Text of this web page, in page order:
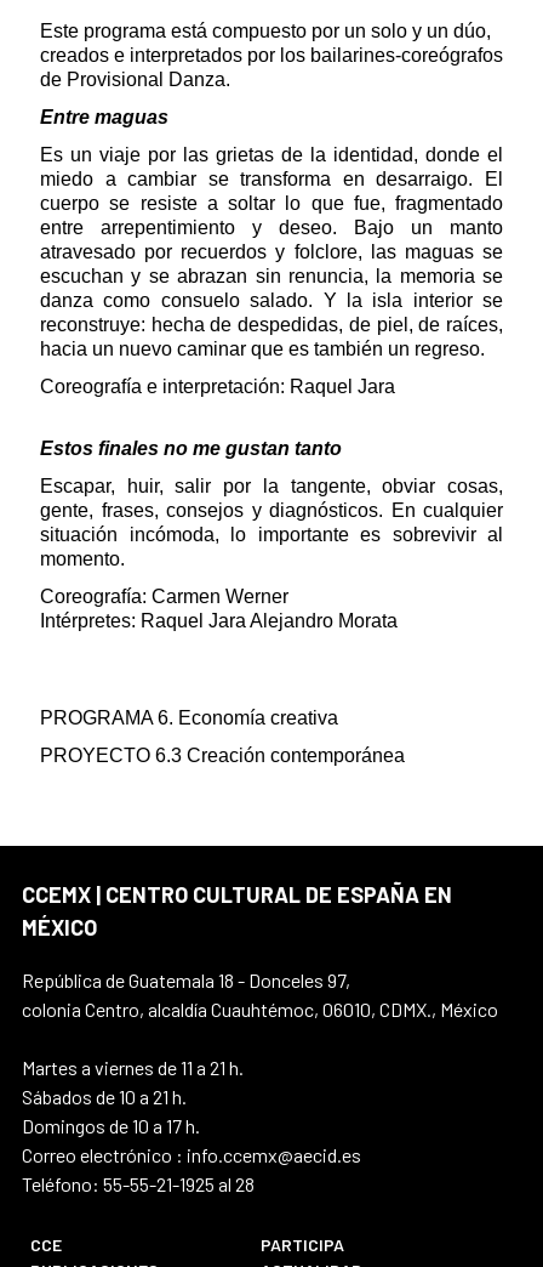
Este programa está compuesto por un solo y un dúo,
creados e interpretados por los bailarines-coreógrafos
de Provisional Danza.
Entre maguas
Es un viaje por las grietas de la identidad, donde el
miedo a cambiar se transforma en desarraigo. El
cuerpo se resiste a soltar lo que fue, fragmentado
entre arrepentimiento y deseo. Bajo un manto
atravesado por recuerdos y folclore, las maguas se
escuchan y se abrazan sin renuncia, la memoria se
danza como consuelo salado. Y la isla interior se
reconstruye: hecha de despedidas, de piel, de raíces,
hacia un nuevo caminar que es también un regreso.
Coreografía e interpretación: Raquel Jara
Estos finales no me gustan tanto
Escapar, huir, salir por la tangente, obviar cosas,
gente, frases, consejos y diagnósticos. En cualquier
situación incómoda, lo importante es sobrevivir al
momento.
Coreografía: Carmen Werner
Intérpretes: Raquel Jara Alejandro Morata
PROGRAMA 6. Economía creativa
PROYECTO 6.3 Creación contemporánea
CCEMX | CENTRO CULTURAL DE ESPAÑA EN
MÉXICO
República de Guatemala 18 - Donceles 97,
colonia Centro, alcaldía Cuauhtémoc, 06010, CDMX., México
Martes a viernes de 11 a 21 h.
Sábados de 10 a 21 h.
Domingos de 10 a 17 h.
Correo electrónico : info.ccemx@aecid.es
Teléfono: 55-55-21-1925 al 28
CCE
PARTICIPA